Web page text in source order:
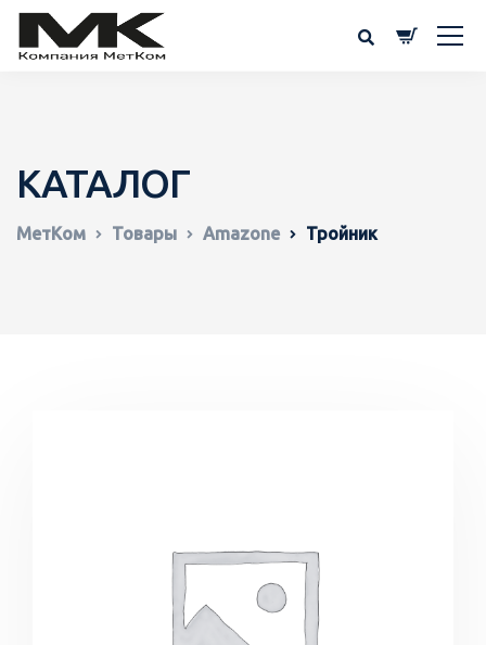
КАТАЛОГ
МетКом Товары Amazone Тройник